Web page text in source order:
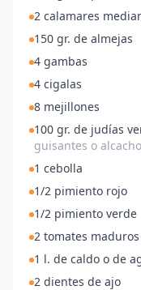
2 calamares
150 gr. de almejas
4 gambas
4 cigalas
8 mejillones
100 gr. de judías
guisantes o
1 cebolla
1/2 pimiento rojo
1/2 pimiento verde
2 tomates maduros
1 l. de caldo o de
2 dientes de ajo